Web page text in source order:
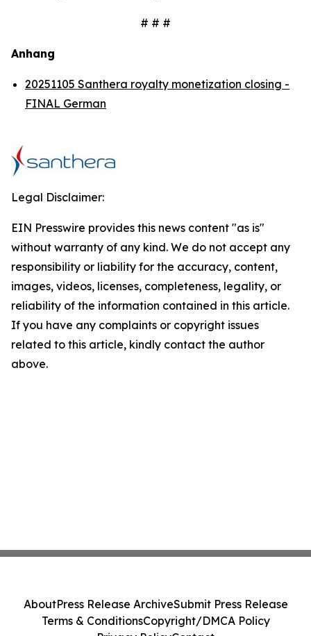
# # #
Anhang
20251105 Santhera royalty monetization closing -
FINAL German
Legal Disclaimer:
EIN Presswire provides this news content "as is"
without warranty of any kind. We do not accept any
responsibility or liability for the accuracy, content,
images, videos, licenses, completeness, legality, or
reliability of the information contained in this article.
If you have any complaints or copyright issues
related to this article, kindly contact the author
above.
AboutPress Release ArchiveSubmit Press Release
Terms & ConditionsCopyright/DMCA Policy